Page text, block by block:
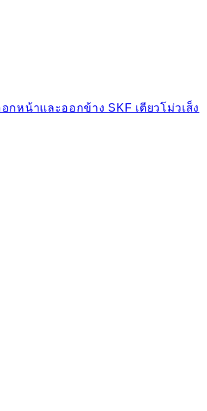
กหน้าและออกข้าง SKF เตียวโม่วเส็ง